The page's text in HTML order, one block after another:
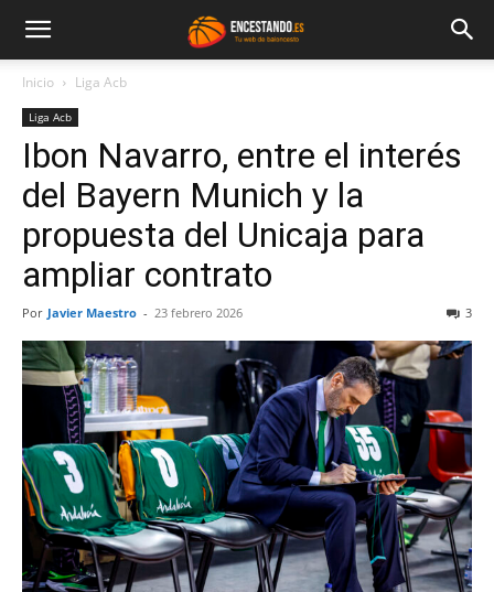
Inicio Liga Acb
Liga Acb
Ibon Navarro, entre el interés
del Bayern Munich y la
propuesta del Unicaja para
ampliar contrato
Por Javier Maestro - 23 febrero 2026 3